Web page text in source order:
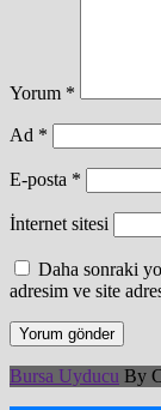
Yorum *
Ad *
E-posta *
İnternet sitesi
Daha sonraki
adresim ve site
Bursa Uyducu By